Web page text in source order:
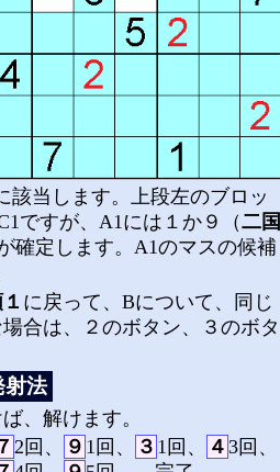
該当します。上段左のブロッ
ですが、A1には１か９（二国
確定します。A1のマスの候補
に戻って、Bについて、同じ
合は、２のボタン、３のボタ
射法
、解けます。
2回、 ９ 1回、 ３ 1回、 ４ 3回、